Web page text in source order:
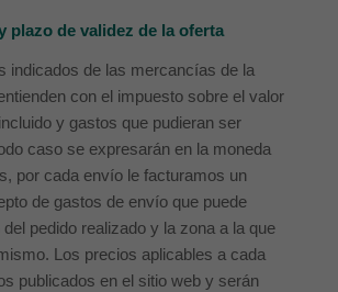
plazo de validez de la oferta
indicados de las mercancías de la
con el impuesto sobre el valor
y gastos que pudieran ser
caso se expresarán en la moneda
por cada envío le facturamos un
de gastos de envío que puede
pedido realizado y la zona a la que
Los precios aplicables a cada
publicados en el sitio web y serán